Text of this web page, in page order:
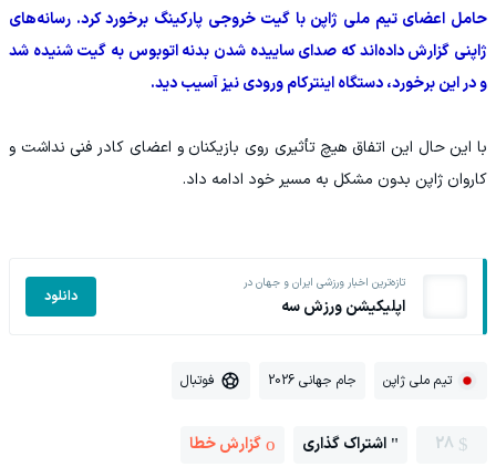
حامل اعضای تیم ملی ژاپن با گیت خروجی پارکینگ برخورد کرد. رسانه‌های
ژاپنی گزارش داده‌اند که صدای ساییده شدن بدنه اتوبوس به گیت شنیده شد
و در این برخورد، دستگاه اینترکام ورودی نیز آسیب دید.
با این حال این اتفاق هیچ تأثیری روی بازیکنان و اعضای کادر فنی نداشت و
کاروان ژاپن بدون مشکل به مسیر خود ادامه داد.
تازه‌ترین اخبار ورزشی ایران و جهان در
اپلیکیشن ورزش سه دانلود
تیم ملی ژاپن جام جهانی 2026 فوتبال
28 اشتراک گذاری گزارش خطا